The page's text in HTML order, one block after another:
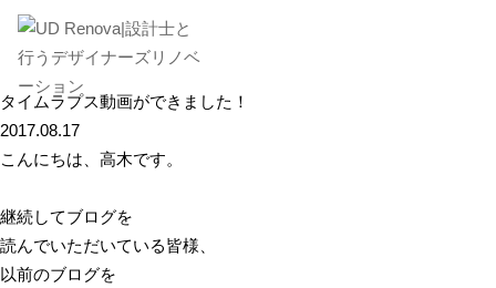
タイムラプス動画ができました！
2017.08.17
こんにちは、高木です。
継続してブログを
読んでいただいている皆様、
以前のブログを